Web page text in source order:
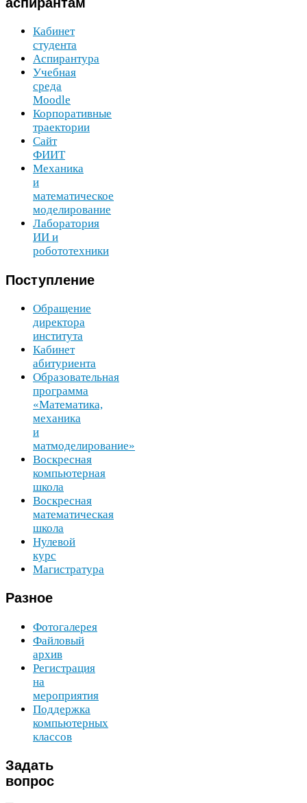
Кабинет
студента
Аспирантура
Учебная
среда
Moodle
Корпоративные
траектории
Сайт
ФИИТ
Механика
и
математическое
моделирование
Лаборатория
ИИ и
робототехники
Поступление
Обращение
директора
института
Кабинет
абитуриента
Образовательная
программа
«Математика,
механика
и
матмоделирование»
Воскресная
компьютерная
школа
Воскресная
математическая
школа
Нулевой
курс
Магистратура
Разное
Фотогалерея
Файловый
архив
Регистрация
на
мероприятия
Поддержка
компьютерных
классов
Задать
вопрос